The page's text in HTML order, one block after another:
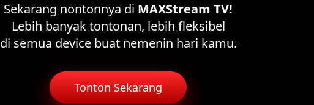
Sekarang nontonnya di MAXStream TV!
Lebih banyak tontonan, lebih fleksibel
di semua device buat nemenin hari kamu.
Tonton Sekarang